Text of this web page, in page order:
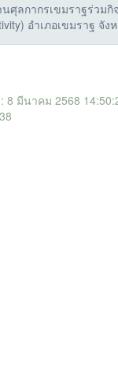
นศุลกากรเขมราฐร่วม
อำเภอเขมราฐ จั
8 มีนาคม 2568